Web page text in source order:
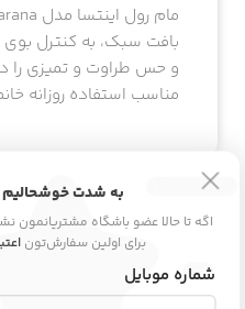
بافت سبک، به کنترل
و حس طراوت و تمیزی را
مناسب استفاده روزانه
اطلاعات محصول
برند
به شدت
اگه تا حالا عضو باشگاه مشتریانمون
برای اولین سفارش‌تون
شماره موبایل